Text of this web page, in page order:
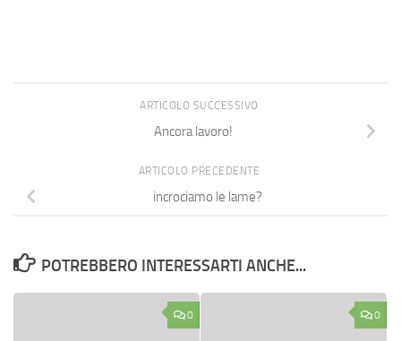
ARTICOLO SUCCESSIVO
Ancora lavoro!
ARTICOLO PRECEDENTE
incrociamo le lame?
POTREBBERO INTERESSARTI ANCHE...
0 0